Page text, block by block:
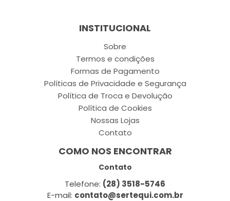
INSTITUCIONAL
Sobre
Termos e condições
Formas de Pagamento
Políticas de Privacidade e Segurança
Política de Troca e Devolução
Política de Cookies
Nossas Lojas
Contato
COMO NOS ENCONTRAR
Contato
Telefone: (28) 3518-5746
E-mail: contato@sertequi.com.br